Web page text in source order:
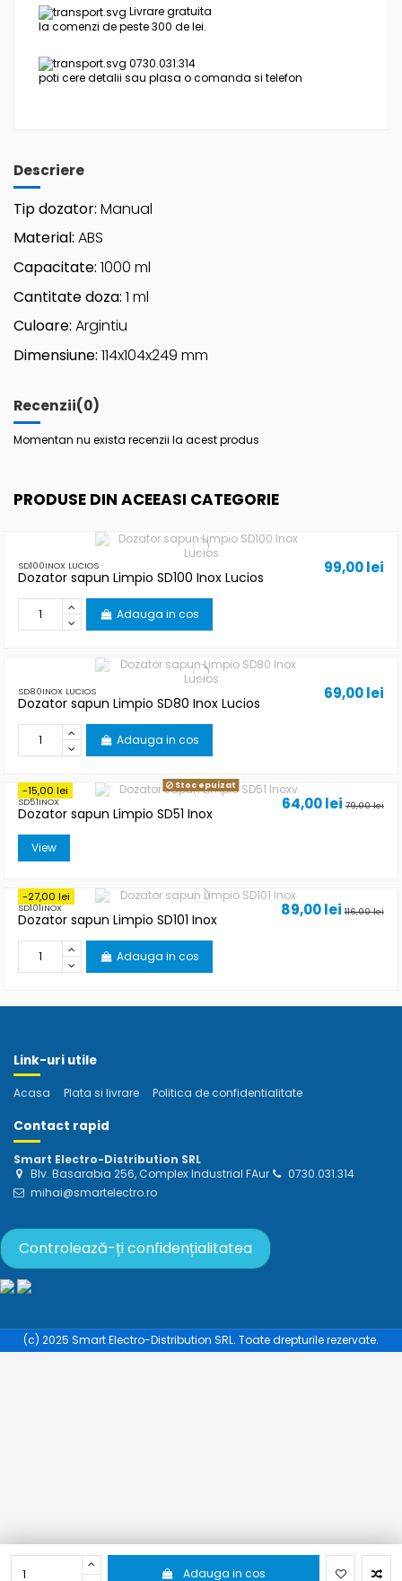
Adauga in cos
Livrare gratuita
la comenzi de peste 300 de lei.
0730.031.314
poti cere detalii sau plasa o comanda si telefon
Descriere
Tip dozator: Manual
Material: ABS
Capacitate: 1000 ml
Cantitate doza: 1 ml
Culoare: Argintiu
Dimensiune: 114x104x249 mm
Recenzii(0)
Momentan nu exista recenzii la acest produs
PRODUSE DIN ACEEASI CATEGORIE
SD100INOX LUCIOS
Dozator sapun Limpio SD100 Inox Lucios
99,00 lei
Adauga in cos
SD80INOX LUCIOS
Dozator sapun Limpio SD80 Inox Lucios
69,00 lei
Adauga in cos
-15,00 lei Stoc epuizat
SD51INOX
Dozator sapun Limpio SD51 Inox
64,00 lei79,00 lei
View
-27,00 lei
SD101INOX
Dozator sapun Limpio SD101 Inox
89,00 lei116,00 lei
Adauga in cos
Link-uri utile
Acasa Plata si livrare Politica de confidentialitate
Contact rapid
Smart Electro-Distribution SRL
Blv. Basarabia 256, Complex Industrial FAur
0730.031.314
mihai@smartelectro.ro
Controlează-ți confidențialitatea
(c) 2025 Smart Electro-Distribution SRL. Toate drepturile rezervate.